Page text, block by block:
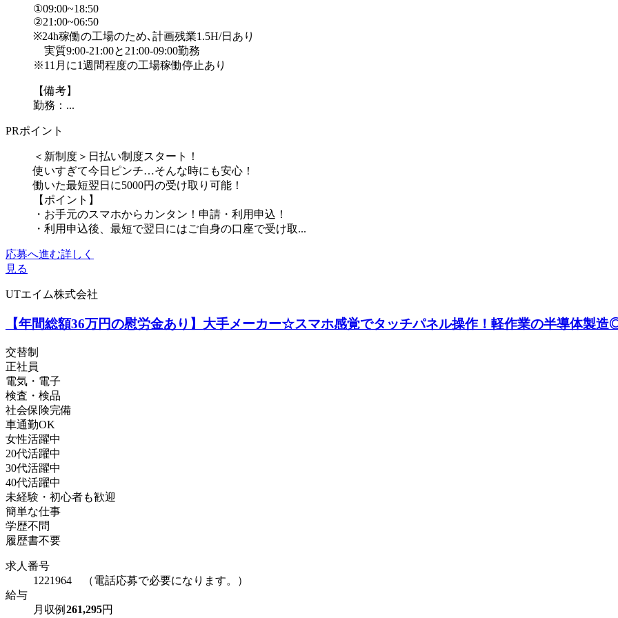
①09:00~18:50
②21:00~06:50
※24h稼働の工場のため､計画残業1.5H/日あり
実質9:00-21:00と21:00-09:00勤務
※11月に1週間程度の工場稼働停止あり
【備考】
勤務：...
PRポイント
＜新制度＞日払い制度スタート！
使いすぎて今日ピンチ…そんな時にも安心！
働いた最短翌日に5000円の受け取り可能！
【ポイント】
・お手元のスマホからカンタン！申請・利用申込！
・利用申込後、最短で翌日にはご自身の口座で受け取...
応募へ進む詳しく
見る
UTエイム株式会社
【年間総額36万円の慰労金あり】大手メーカー☆スマホ感覚でタッチパネル操作！軽作業の半導体製
交替制
正社員
電気・電子
検査・検品
社会保険完備
車通勤OK
女性活躍中
20代活躍中
30代活躍中
40代活躍中
未経験・初心者も歓迎
簡単な仕事
学歴不問
履歴書不要
求人番号
1221964 （電話応募で必要になります。）
給与
月収例 261,295円